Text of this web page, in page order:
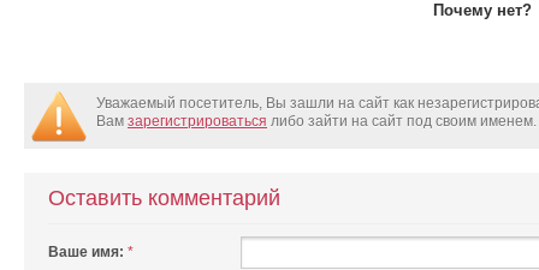
Почему нет?
Уважаемый посетитель, Вы зашли на сайт как
Вам зарегистрироваться либо зайти на сайт под своим именем.
Оставить комментарий
Ваше имя: *